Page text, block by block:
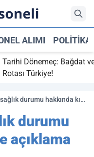
ALIMI POLITIKA
Dönemeç: Bağdat ve
Türkiye!
durumu hakkında kızı
durumu
açıklama